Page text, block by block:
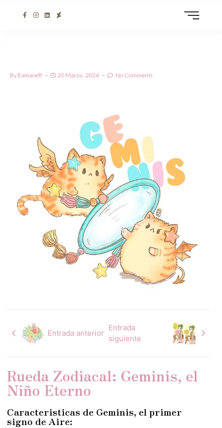
By Eamanelf 20 Marzo, 2024 No Comments
Entrada anterior
Entrada
siguiente
Rueda Zodiacal: Geminis, el
Niño Eterno
Caracteristicas de Geminis, el primer
signo de Aire: